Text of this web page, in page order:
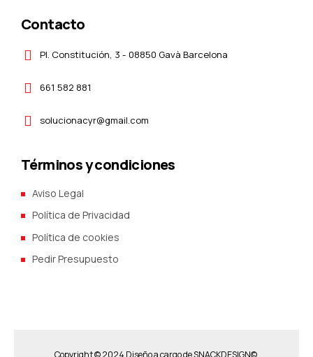
Contacto
Pl. Constitución, 3 - 08850 Gavà Barcelona
661 582 881
solucionacyr@gmail.com
Términos y condiciones
Aviso Legal
Política de Privacidad
Política de cookies
Pedir Presupuesto
Copyright © 2024 Diseño a cargo deSNACKDESIGN©.